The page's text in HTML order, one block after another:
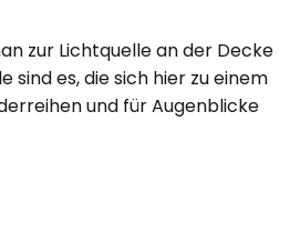
zur Lichtquelle an der Decke
sind es, die sich hier zu einem
und für Augenblicke